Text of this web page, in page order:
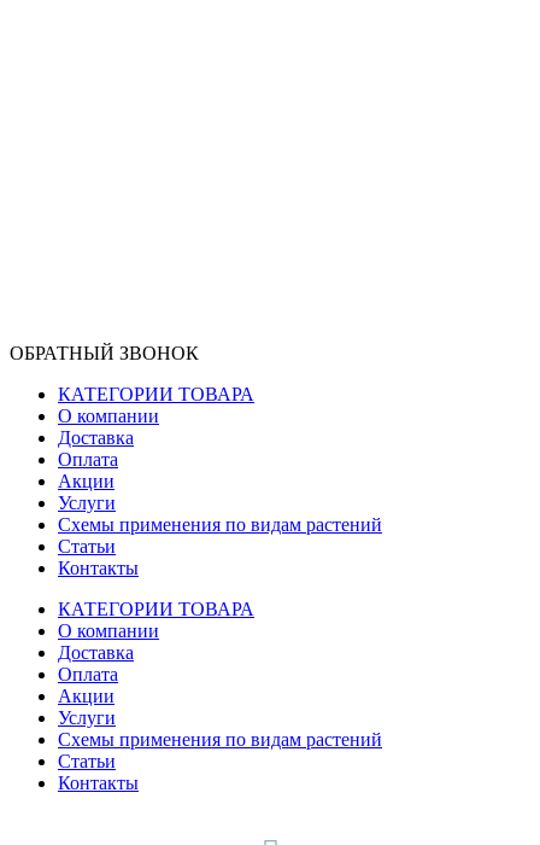
ОБРАТНЫЙ ЗВОНОК
КАТЕГОРИИ ТОВАРА
О компании
Доставка
Оплата
Акции
Услуги
Схемы применения по видам растений
Статьи
Контакты
КАТЕГОРИИ ТОВАРА
О компании
Доставка
Оплата
Акции
Услуги
Схемы применения по видам растений
Статьи
Контакты